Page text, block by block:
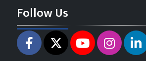
Follow Us